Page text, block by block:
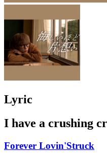
Lyric
I have a crushing
Forever Lovin'Struck